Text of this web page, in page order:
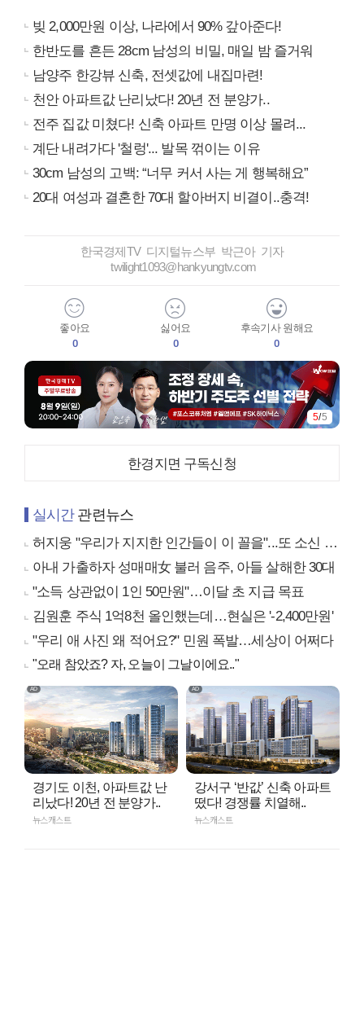
빚 2,000만원 이상, 나라에서 90% 갚아준다!
한반도를 흔든 28cm 남성의 비밀, 매일 밤 즐거워
남양주 한강뷰 신축, 전셋값에 내집마련!
천안 아파트값 난리났다! 20년 전 분양가..
전주 집값 미쳤다! 신축 아파트 만명 이상 몰려...
계단 내려가다 '철렁'... 발목 꺾이는 이유
30cm 남성의 고백: “너무 커서 사는 게 행복해요”
20대 여성과 결혼한 70대 할아버지 비결이..충격!
한국경제TV 디지털뉴스부 박근아 기자
twilight1093@hankyungtv.com
좋아요
0
싫어요
0
후속기사 원해요
0
5/5
한경지면 구독신청
실시간관련뉴스
허지웅 "우리가 지지한 인간들이 이 꼴을"...또 소신 발언
아내 가출하자 성매매女 불러 음주, 아들 살해한 30대
"소득 상관없이 1인 50만원"…이달 초 지급 목표
김원훈 주식 1억8천 올인했는데…현실은 '-2,400만원'
"우리 애 사진 왜 적어요?" 민원 폭발…세상이 어쩌다
"오래 참았죠? 자, 오늘이 그날이에요.."
경기도 이천, 아파트값 난
리났다! 20년 전 분양가..
뉴스캐스트
강서구 ‘반값’ 신축 아파트
떴다! 경쟁률 치열해..
뉴스캐스트